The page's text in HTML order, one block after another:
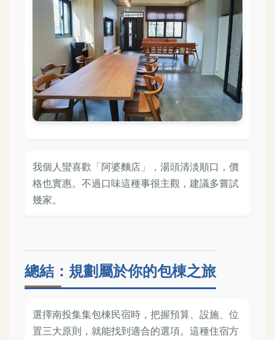
我個人蠻喜歡「阿婆麵店」，湯頭清淡順口，價
格也實惠。不過口味這種事很主觀，建議多嘗試
幾家。
總結：規劃屬於你的包棟之旅
選擇南投集集包棟民宿時，把握預算、設施、位
置三大原則，就能找到適合的選項。這種住宿方